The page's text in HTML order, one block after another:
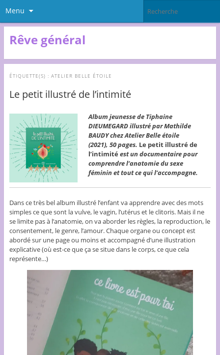
Menu
Rêve général
ÉTIQUETTE(S) : ATELIER BELLE ÉTOILE
Le petit illustré de l’intimité
Album jeunesse de Tiphaine
DIEUMEGARD illustré par Mathilde
BAUDY chez Atelier Belle étoile
(2021), 50 pages. Le petit illustré de
l’intimité est un documentaire pour
comprendre l’anatomie du sexe
féminin et tout ce qui l’accompagne.
Dans ce très bel album illustré l’enfant va apprendre avec des mots
simples ce que sont la vulve, le vagin, l’utérus et le clitoris. Mais il ne
se limite pas à l’anatomie, on va aborder les règles, la reproduction, le
consentement, le genre, l’amour. Chaque organe ou concept est
abordé sur une page ou moins et accompagné d’une illustration
explicative (où est-ce que ça se situe dans le corps, ce que cela
représente…)